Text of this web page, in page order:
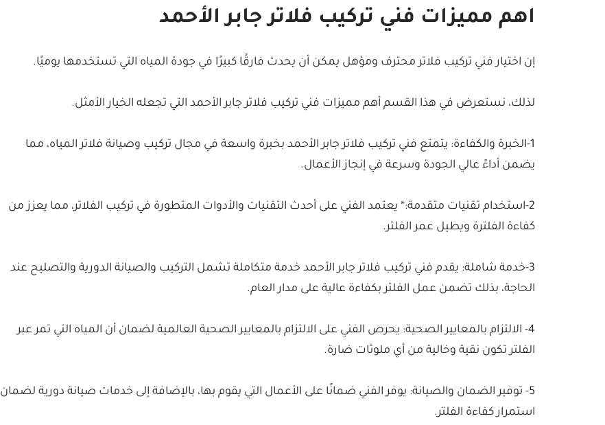
اهم مميزات فني تركيب فلاتر جابر الأحمد
إن اختيار فني تركيب فلاتر محترف ومؤهل يمكن أن يحدث فارقًا كبيرًا في جودة المياه التي تستخدمها يوميًا.
لذلك، نستعرض في هذا القسم أهم مميزات فني تركيب فلاتر جابر الأحمد التي تجعله الخيار الأمثل.
1-الخبرة والكفاءة: يتمتع فني تركيب فلاتر جابر الأحمد بخبرة واسعة في مجال تركيب وصيانة فلاتر المياه، مما
يضمن أداءً عالي الجودة وسرعة في إنجاز الأعمال.
2-استخدام تقنيات متقدمة:* يعتمد الفني على أحدث التقنيات والأدوات المتطورة في تركيب الفلاتر، مما يعزز من
كفاءة الفلترة ويطيل عمر الفلتر.
3-خدمة شاملة: يقدم فني تركيب فلاتر جابر الأحمد خدمة متكاملة تشمل التركيب والصيانة الدورية والتصليح عند
الحاجة، بذلك تضمن عمل الفلتر بكفاءة عالية على مدار العام.
4- الالتزام بالمعايير الصحية: يحرص الفني على الالتزام بالمعايير الصحية العالمية لضمان أن المياه التي تمر عبر
الفلتر تكون نقية وخالية من أي ملوثات ضارة.
5- توفير الضمان والصيانة: يوفر الفني ضمانًا على الأعمال التي يقوم بها، بالإضافة إلى خدمات صيانة دورية لضمان
استمرار كفاءة الفلتر.